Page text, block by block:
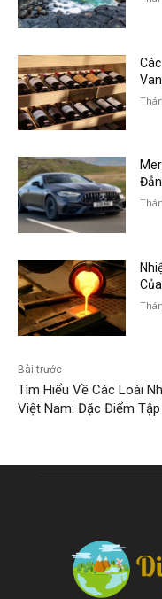
Bài trước
Tìm Hiểu Về Các Loài
Việt Nam: Đặc Điểm Tập